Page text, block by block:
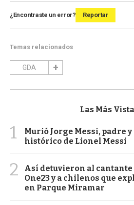
¿Encontraste un error? Reportar
Temas relacionados
GDA
Las Más
1
Murió Jorge Messi, padre
histórico de Lionel Messi
2
Así detuvieron al cantante
One23 y a chilenos que
en Parque Miramar